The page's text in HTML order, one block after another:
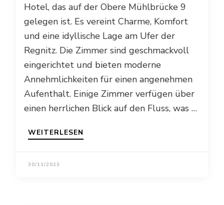
Hotel, das auf der Obere Mühlbrücke 9
gelegen ist. Es vereint Charme, Komfort
und eine idyllische Lage am Ufer der
Regnitz. Die Zimmer sind geschmackvoll
eingerichtet und bieten moderne
Annehmlichkeiten für einen angenehmen
Aufenthalt. Einige Zimmer verfügen über
einen herrlichen Blick auf den Fluss, was …
WEITERLESEN
30/11/2023